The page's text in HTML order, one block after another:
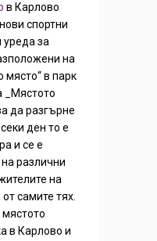
в Карлово
спортни
за
на
място“ в парк
_Mястото
да разгърне
ден то е
и се е
различни
на
самите тях.
в Карлово и